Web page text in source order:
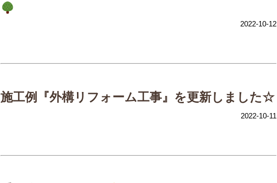
2022-10-12
施工例『外構リフォーム工事』を更新しました☆
2022-10-11